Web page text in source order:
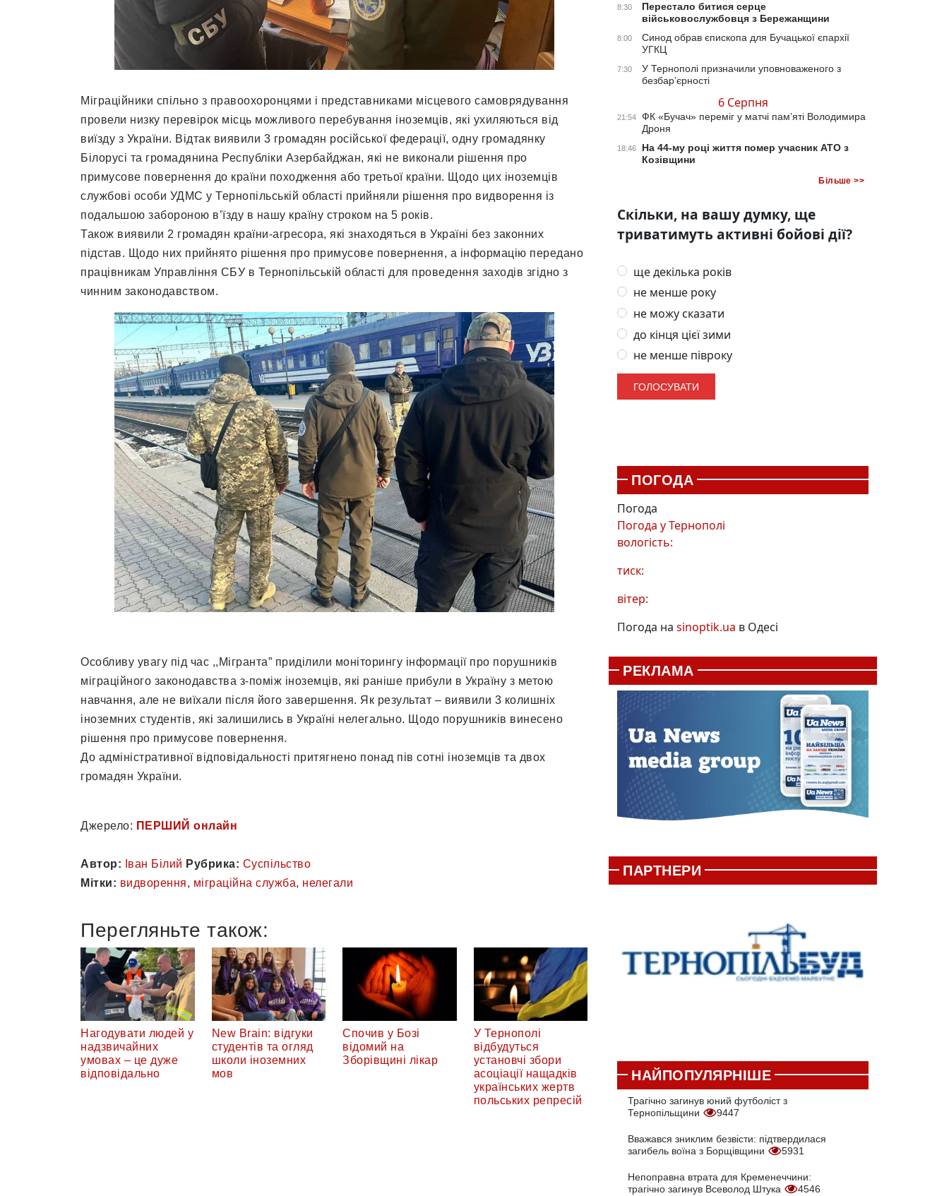
Міграційники спільно з правоохоронцями і представниками місцевого самоврядування
провели низку перевірок місць можливого перебування іноземців, які ухиляються від
виїзду з України. Відтак виявили 3 громадян російської федерації, одну громадянку
Білорусі та громадянина Республіки Азербайджан, які не виконали рішення про
примусове повернення до країни походження або третьої країни. Щодо цих іноземців
службові особи УДМС у Тернопільській області прийняли рішення про видворення із
подальшою забороною в’їзду в нашу країну строком на 5 років.
Також виявили 2 громадян країни-агресора, які знаходяться в Україні без законних
підстав. Щодо них прийнято рішення про примусове повернення, а інформацію передано
працівникам Управління СБУ в Тернопільській області для проведення заходів згідно з
чинним законодавством.
Особливу увагу під час ,,Мігранта” приділили моніторингу інформації про порушників
міграційного законодавства з-поміж іноземців, які раніше прибули в Україну з метою
навчання, але не виїхали після його завершення. Як результат – виявили 3 колишніх
іноземних студентів, які залишились в Україні нелегально. Щодо порушників винесено
рішення про примусове повернення.
До адміністративної відповідальності притягнено понад пів сотні іноземців та двох
громадян України.
Джерело: ПЕРШИЙ онлайн
Автор: Іван Білий Рубрика: Суспільство
Мітки: видворення, міграційна служба, нелегали
Перегляньте також:
Нагодувати людей у
надзвичайних
умовах – це дуже
відповідально
New Brain: відгуки
студентів та огляд
школи іноземних
мов
Спочив у Бозі
відомий на
Зборівщині лікар
У Тернополі
відбудуться
установчі збори
асоціації нащадків
українських жертв
польських репресій
8:30
Перестало битися серце
військовослужбовця з Бережанщини
8:00
Синод обрав єпископа для Бучацької єпархії
УГКЦ
7:30
У Тернополі призначили уповноваженого з
безбар’єрності
6 Серпня
21:54
ФК «Бучач» переміг у матчі пам’яті Володимира
Дроня
18:46
На 44-му році життя помер учасник АТО з
Козівщини
Більше >>
Скільки, на вашу думку, ще
триватимуть активні бойові дії?
ще декілька років
не менше року
не можу сказати
до кінця цієї зими
не менше півроку
ПОГОДА
Погода
Погода уТернополі
вологість:
тиск:
вітер:
Погода на sinoptik.ua в Одесі
РЕКЛАМА
ПАРТНЕРИ
НАЙПОПУЛЯРНІШЕ
Трагічно загинув юний футболіст з
Тернопільщини
9447
Вважався зниклим безвісти: підтвердилася
загибель воїна з Борщівщини
5931
Непоправна втрата для Кременеччини:
трагічно загинув Всеволод Штука
4546